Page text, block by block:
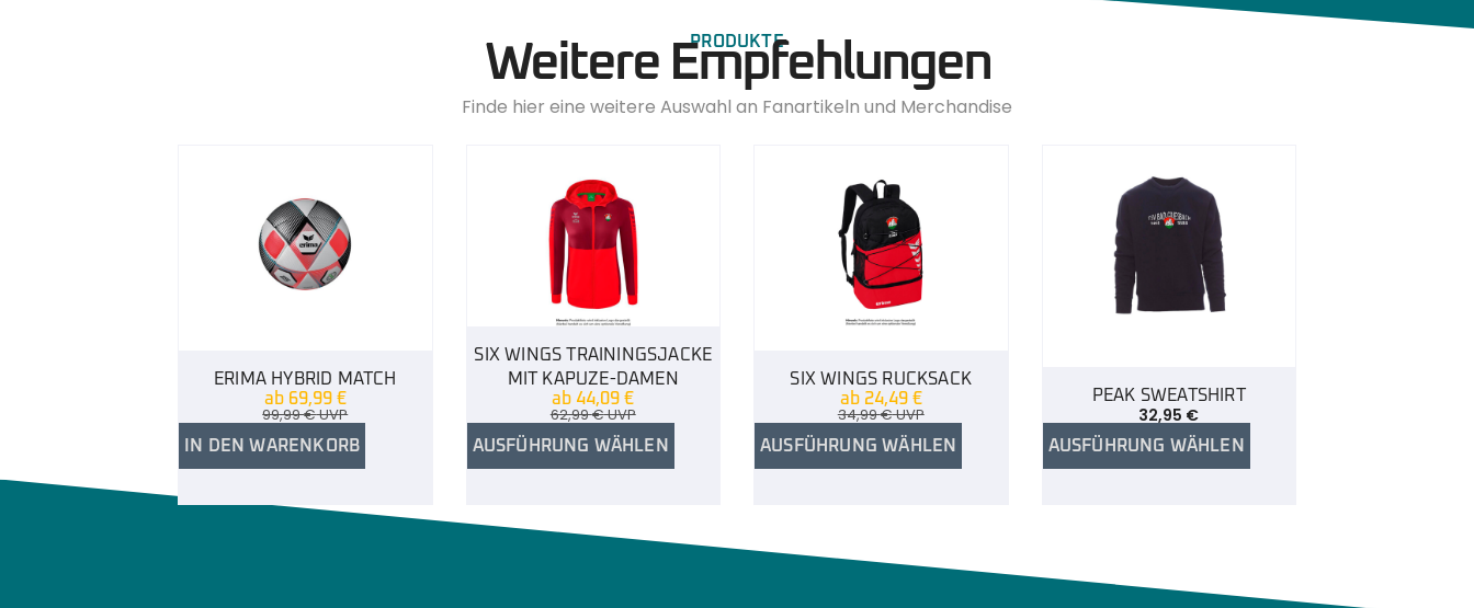
PRODUKTE
Weitere Empfehlungen
Finde hier eine weitere Auswahl an Fanartikeln und Merchandise
ERIMA HYBRID MATCH
ab 69,99 €
99,99€UVP
IN DEN WARENKORB
SIX WINGS TRAININGSJACKE
MIT KAPUZE-DAMEN
ab 44,09€
62,99€UVP
AUSFÜHRUNG WÄHLEN
SIX WINGS RUCKSACK
ab 24,49 €
34,99€UVP
AUSFÜHRUNG WÄHLEN
PEAK SWEATSHIRT
32,95 €
AUSFÜHRUNG WÄHLEN